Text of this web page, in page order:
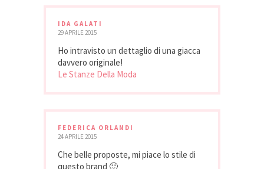
IDA GALATI
29 APRILE 2015
Ho intravisto un dettaglio di una giacca
davvero originale!
Le Stanze Della Moda
FEDERICA ORLANDI
24 APRILE 2015
Che belle proposte, mi piace lo stile di
questo brand 🙂